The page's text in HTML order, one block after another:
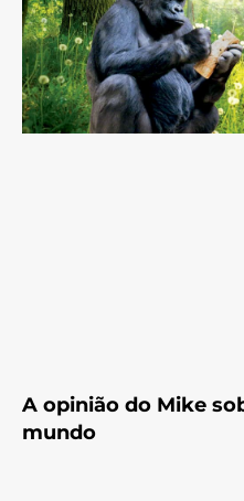
A opinião do Mike
mundo